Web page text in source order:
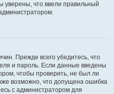
уверены, что ввели правильный
Прежде всего убедитесь, что
и пароль. Если данные введены
чтобы проверить, не был ли
возможно, что допущена ошибка
с администратором для